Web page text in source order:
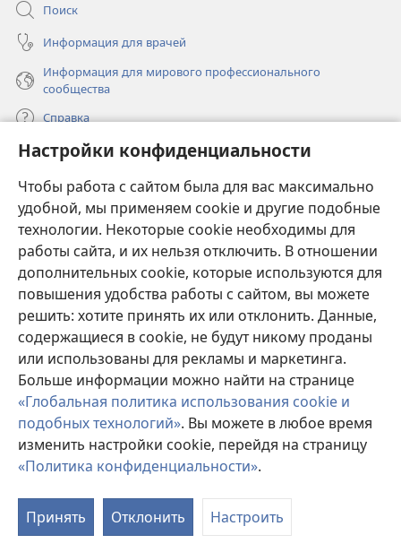
Настройки конфиденциальности
Чтобы работа с сайтом была для вас максимально
удобной, мы применяем cookie и другие подобные
технологии. Некоторые cookie необходимы для
работы сайта, и их нельзя отключить. В отношении
дополнительных cookie, которые используются для
повышения удобства работы с сайтом, вы можете
решить: хотите принять их или отклонить. Данные,
содержащиеся в cookie, не будут никому проданы
или использованы для рекламы и маркетинга.
Больше информации можно найти на странице
«Глобальная политика использования cookie и
подобных технологий». Вы можете в любое время
изменить настройки cookie, перейдя на страницу
«Политика конфиденциальности».
Принять Отклонить Настроить
Поиск
Информация для врачей
Информация для мирового профессионального
сообщества
Справка
Пожертвования
в
новом
окне)
ОНЛАЙН-БИБЛИОТЕКА Сторожевой башни
(открывается
новом
окне)
JW Hub®
(открывается
в
новом
окне)
JW Library ®
Watchtower Library
Copyright© 2026 Watch Tower Bible and Tract Society of Pennsylvania.
УСЛОВИЯ ИСПОЛЬЗОВАНИЯ|ПОЛИТИКА
КОНФИДЕНЦИАЛЬНОСТИ
КОНФИДЕНЦИАЛЬНОСТИ